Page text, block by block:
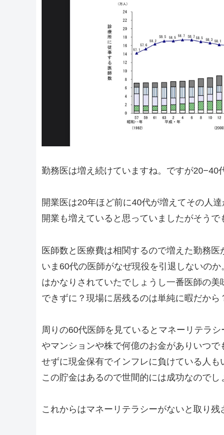
勤務医は増え続けていますね。ですが20−40
開業医は20年ほど前に40代が増えてその人
開業も増えていると思っていましたがそうで
医師数と医療費は相関するので増えた勤務
いま60代の医師がなぜ現役を引退しないの
はかなりされていたでしょうし一番医師の
できずに？現場に居残るのは単純に暇だから
周りの60代医師を見ているとマネーリテラ
やマンションや株で何億のお金がありいつ
せずに現金保有でインフレに負けている人
この貯金はあるので世間的には成功なのでし
これからはマネーリテラシーがないと取り残